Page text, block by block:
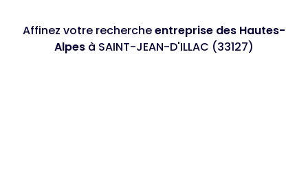
Affinez votre rechercheentreprise des Hautes-
Alpes à SAINT-JEAN-D'ILLAC (33127)